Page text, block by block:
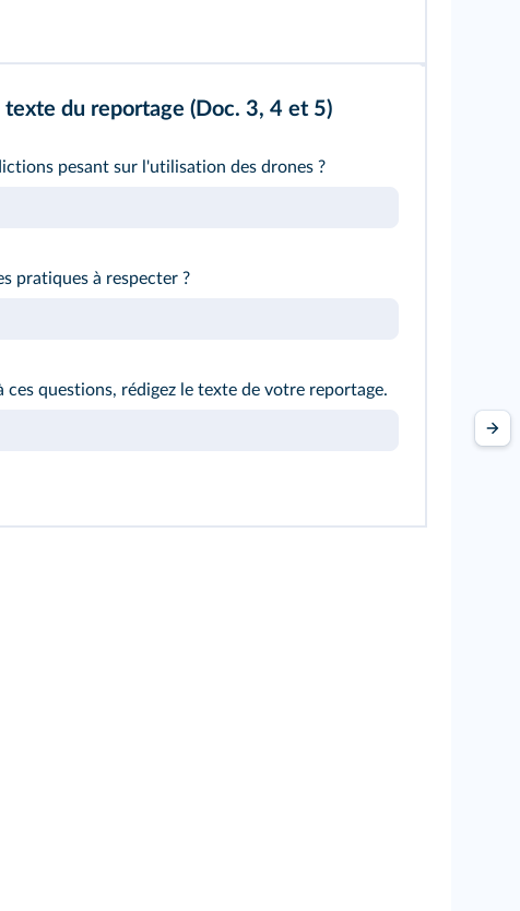
texte du reportage (Doc. 3, 4 et 5)
pesant sur l'utilisation des drones ?
pratiques à respecter ?
ces questions, rédigez le texte de votre reportage.